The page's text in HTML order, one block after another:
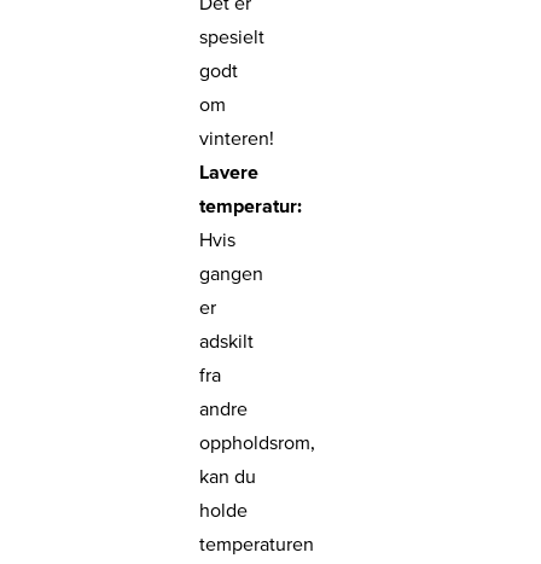
spesielt
godt
om
vinteren!
Lavere
temperatur:
Hvis
gangen
er
adskilt
fra
andre
oppholdsrom,
kan du
holde
temperaturen